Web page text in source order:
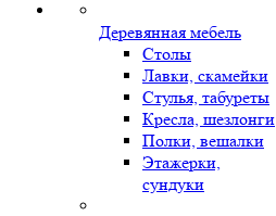
Деревянная мебель
Столы
Лавки, скамейки
Стулья, табуреты
Кресла, шезлонги
Полки, вешалки
Этажерки,
сундуки